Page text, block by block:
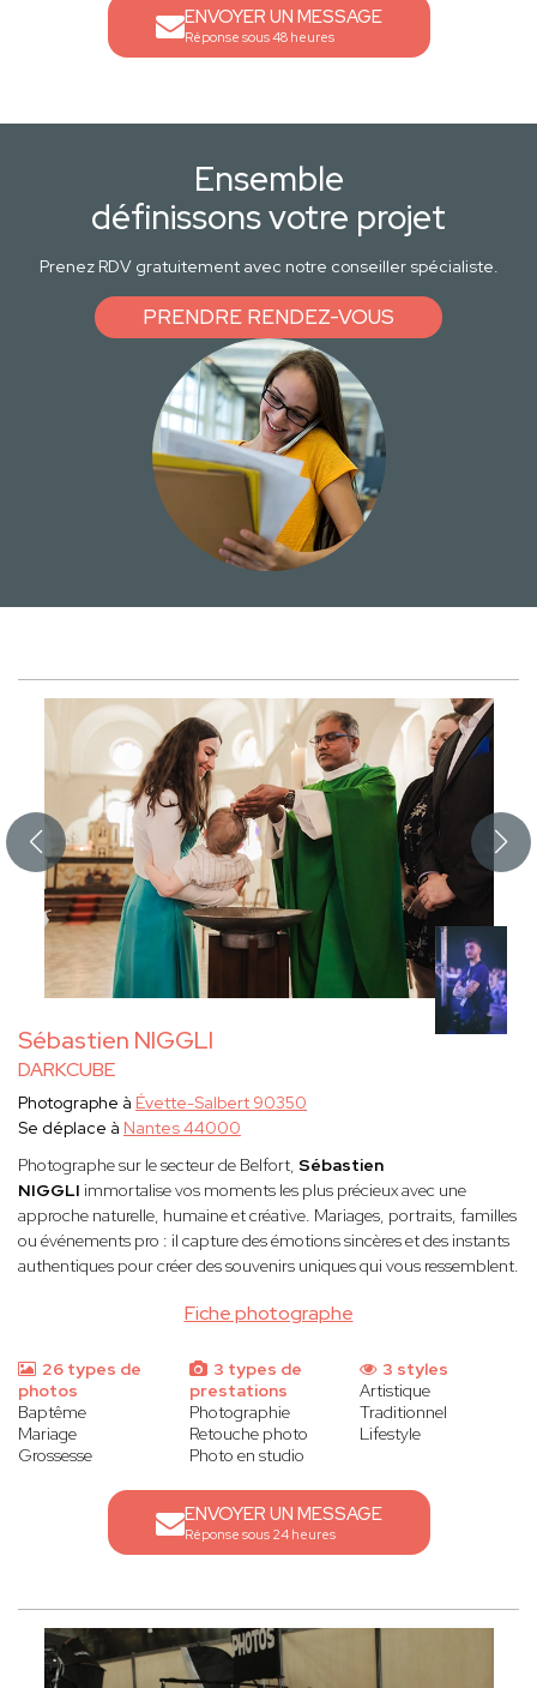
ENVOYER UN MESSAGE
Réponse sous 48 heures
Ensemble
définissons votre projet
Prenez RDV gratuitement avec notre conseiller spécialiste.
PRENDRE RENDEZ-VOUS
Sébastien NIGGLI
DARKCUBE
Fiche photographe
Photographe à Évette-Salbert 90350
Se déplace à Nantes 44000
Photographe sur le secteur de Belfort, Sébastien
NIGGLI immortalise vos moments les plus précieux avec une
approche naturelle, humaine et créative. Mariages, portraits, familles
ou événements pro : il capture des émotions sincères et des instants
authentiques pour créer des souvenirs uniques qui vous ressemblent.
26 types de
photos
Baptême
Mariage
Grossesse
3 types de
prestations
Photographie
Retouche photo
Photo en studio
3 styles
Artistique
Traditionnel
Lifestyle
ENVOYER UN MESSAGE
Réponse sous 24 heures